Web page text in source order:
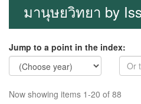
มานุษยวิทยา by
Jump to a point in the index:
Now showing items 1-20 of 88